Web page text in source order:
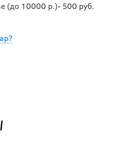
(до 10000 р.)- 500 руб.